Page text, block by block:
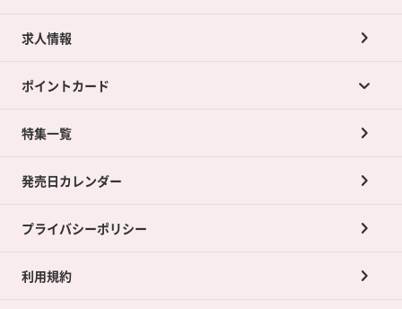
カードラボの買取サービスTOP
店舗買取について
ネット買取について
買取承諾書について
求人情報
ポイントカード
ポイントカードTOP
ポイント交換景品
特集一覧
発売日カレンダー
プライバシーポリシー
利用規約